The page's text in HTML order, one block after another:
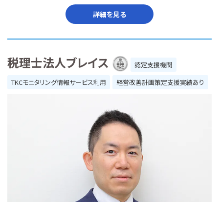
詳細を見る
税理士法人ブレイス
認定支援機関
TKCモニタリング情報サービス利用
経営改善計画策定支援実績あり